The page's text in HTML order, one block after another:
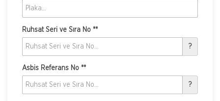
Ruhsat Seri ve Sıra No **
?
Asbis Referans No **
?